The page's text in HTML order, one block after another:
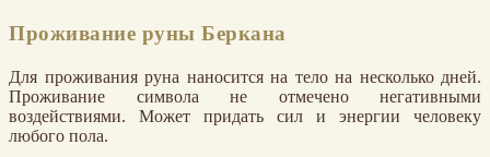
Проживание руны Беркана
Для проживания руна наносится на тело на несколько дней.
Проживание символа не отмечено негативными
воздействиями. Может придать сил и энергии человеку
любого пола.